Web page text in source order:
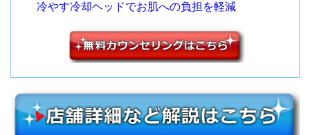
冷やす冷却ヘッドでお肌への負担を軽減